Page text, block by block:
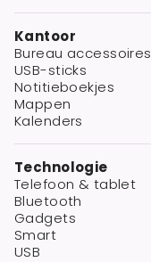
Kantoor
Bureau accessoires
USB-sticks
Notitieboekjes
Mappen
Kalenders
Technologie
Telefoon & tablet
Bluetooth
Gadgets
Smart
USB